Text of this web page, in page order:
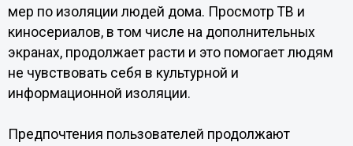
мер по изоляции людей дома. Просмотр ТВ и
киносериалов, в том числе на дополнительных
экранах, продолжает расти и это помогает людям
не чувствовать себя в культурной и
информационной изоляции.
Предпочтения пользователей продолжают